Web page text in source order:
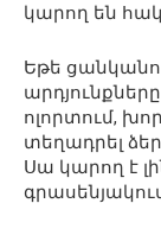
կարող են
Եթե
ոլորտում,
տեղադրել
Սա կարող է